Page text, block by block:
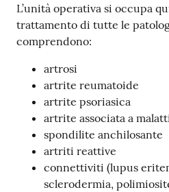
Costruiamo
Novità
Scuole
L’unità operativa si occupa
trattamento di tutte le
comprendono:
artrosi
artrite reumatoide
artrite psoriasica
artrite associata a
spondilite anchilosante
artriti reattive
connettiviti (lupus
sclerodermia,